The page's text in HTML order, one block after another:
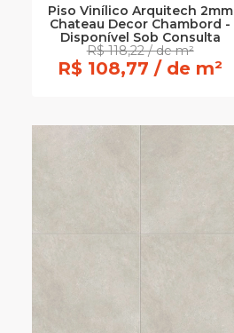
Piso Vinílico Arquitech 2mm
Chateau Decor Chambord -
Disponível Sob Consulta
R$ 118,22 / de m²
R$ 108,77 / de m²